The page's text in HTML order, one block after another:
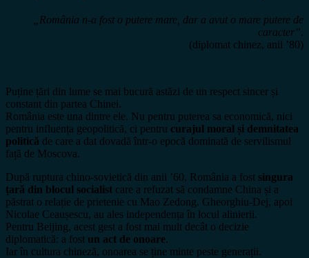
„România n-a fost o putere mare, dar a avut o mare putere de
caracter”.
(diplomat chinez, anii ’80)
Puține țări din lume se mai bucură astăzi de un respect sincer și
constant din partea Chinei.
România este una dintre ele. Nu pentru puterea sa economică, nici
pentru influența geopolitică, ci pentru curajul moral și demnitatea
politică de care a dat dovadă într-o epocă dominată de servilismul
față de Moscova.
După ruptura chino-sovietică din anii ’60, România a fost singura
țară din blocul socialist care a refuzat să condamne China și a
păstrat o relație de prietenie cu Mao Zedong. Gheorghiu-Dej, apoi
Nicolae Ceaușescu, au ales independența în locul alinierii.
Pentru Beijing, acest gest a fost mai mult decât o decizie
diplomatică: a fost un act de onoare.
Iar în cultura chineză, onoarea se ține minte peste generații.